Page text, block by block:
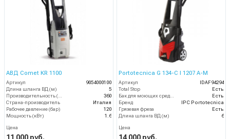
АВД Comet KR 1100
Артикул
9054000100
Длина шланга ВД (м)
5
360
Страна-производитель
Италия
Рабочее давление (бар)
120
Мощность (кВт)
1.6
Цена
11 000 руб.
Portotecnica G 134-C I 1207 A-M
Артикул
IDAF94294
Total Stop
Есть
Есть
Бренд
IPC Portotecnica
Грязевая фреза
Есть
Длина шланга ВД (м)
6
Цена
14 000 руб.